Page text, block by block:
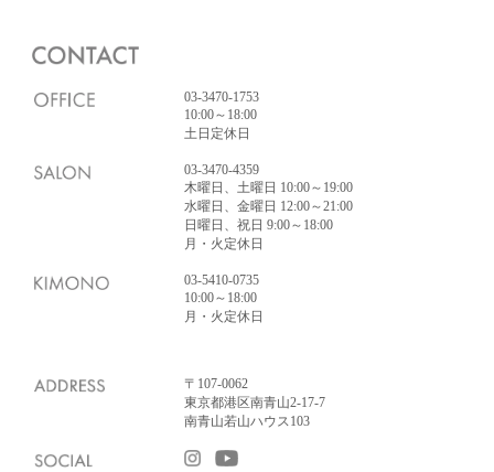
03-3470-1753
10:00～18:00
土日定休日
03-3470-4359
木曜日、土曜日 10:00～19:00
水曜日、金曜日 12:00～21:00
日曜日、祝日 9:00～18:00
月・火定休日
03-5410-0735
10:00～18:00
月・火定休日
〒107-0062
東京都港区南青山2-17-7
南青山若山ハウス103